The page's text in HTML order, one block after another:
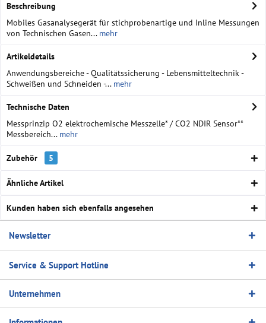
Beschreibung
Mobiles Gasanalysegerät für stichprobenartige und Inline Messungen
von Technischen Gasen...mehr
Artikeldetails
Anwendungsbereiche - Qualitätssicherung - Lebensmitteltechnik -
Schweißen und Schneiden -...mehr
Technische Daten
Messprinzip O2 elektrochemische Messzelle* / CO2 NDIR Sensor**
Messbereich...mehr
Zubehör 5
Ähnliche Artikel
Kunden haben sich ebenfalls angesehen
Newsletter
Service & Support Hotline
Unternehmen